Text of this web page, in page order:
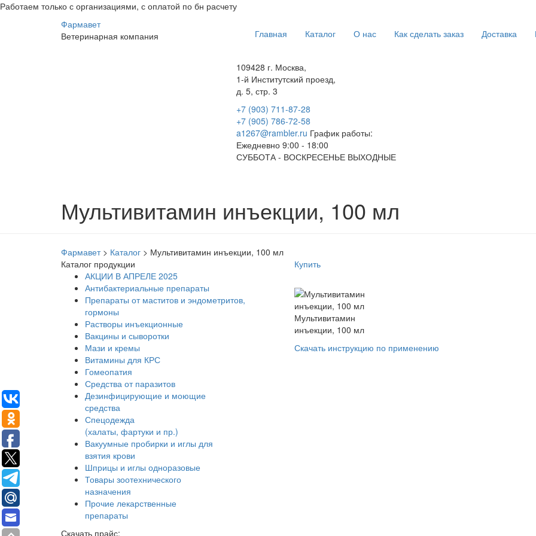
Работаем только с организациями, с оплатой по бн расчету
Фармавет
Ветеринарная компания Главная Каталог О нас Как сделать заказ Доставка
109428 г. Москва,
1-й Институтский проезд,
д. 5, стр. 3
+7 (903) 711-87-28
+7 (905) 786-72-58
a1267@rambler.ru График работы:
Ежедневно 9:00 - 18:00
СУББОТА - ВОСКРЕСЕНЬЕ ВЫХОДНЫЕ
Мультивитамин инъекции, 100 мл
Фармавет> Каталог > Мультивитамин инъекции, 100 мл
Каталог продукции
АКЦИИ В АПРЕЛЕ 2025
Антибактериальные препараты
Препараты от маститов и эндометритов,
гормоны
Растворы инъекционные
Вакцины и сыворотки
Мази и кремы
Витамины для КРС
Гомеопатия
Средства от паразитов
Дезинфицирующие и моющие
средства
Спецодежда
(халаты, фартуки и пр.)
Вакуумные пробирки и иглы для
взятия крови
Шприцы и иглы одноразовые
Товары зоотехнического
назначения
Прочие лекарственные
препараты
Скачать прайс:
Купить
Мультивитамин
инъекции, 100 мл
Скачать инструкцию по применению